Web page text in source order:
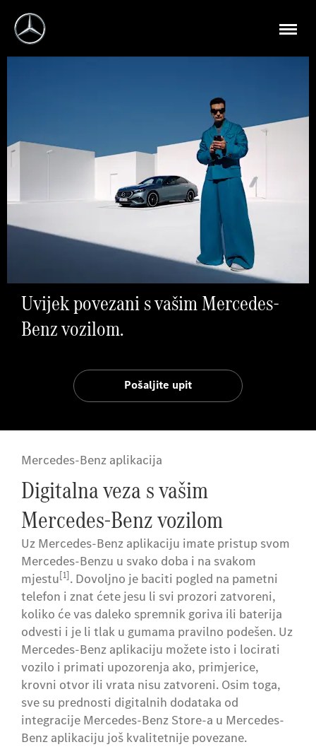
Uvijek povezani s vašim Mercedes-
Benz vozilom.
Pošaljite upit
Mercedes-Benz aplikacija
Digitalna veza s vašim
Mercedes-Benz vozilom
Uz Mercedes-Benz aplikaciju imate pristup svom
Mercedes-Benzu u svako doba i na svakom
mjestu[1]. Dovoljno je baciti pogled na pametni
telefon i znat ćete jesu li svi prozori zatvoreni,
koliko će vas daleko spremnik goriva ili baterija
odvesti i je li tlak u gumama pravilno podešen. Uz
Mercedes-Benz aplikaciju možete isto i locirati
vozilo i primati upozorenja ako, primjerice,
krovni otvor ili vrata nisu zatvoreni. Osim toga,
sve su prednosti digitalnih dodataka od
integracije Mercedes-Benz Store-a u Mercedes-
Benz aplikaciju još kvalitetnije povezane.